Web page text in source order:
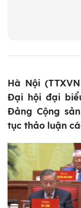
Hà Nội
Đại hội đại
Đảng Cộng
tục thảo luận